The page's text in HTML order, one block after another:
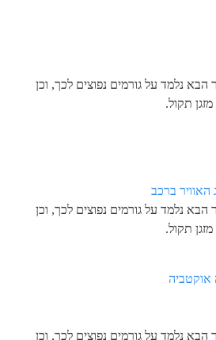
נלמד על גורמים נפוצים לכך, וכן
תקול.
ברכב
נלמד על גורמים נפוצים לכך, וכן
תקול.
נלמד על גורמים נפוצים לכך, וכן